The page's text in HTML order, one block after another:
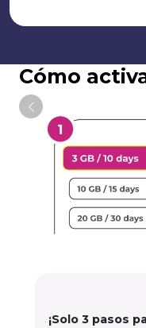
Cómo
¡Solo 3 pasos